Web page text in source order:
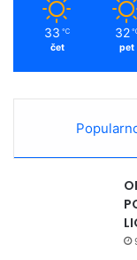
Press služba ZDK
33 ℃
čet
32
pet